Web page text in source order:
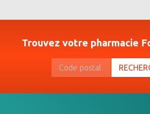
Trouvez votre pharmacie